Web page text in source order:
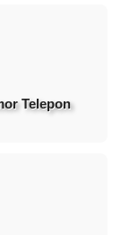
Telepon